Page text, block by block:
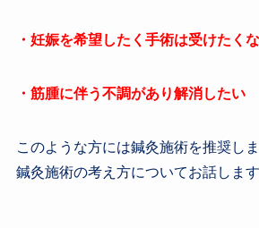
・妊娠を希望したく手術は受けたく
・筋腫に伴う不調があり解消したい
このような方には鍼灸施術を推奨し
鍼灸施術の考え方についてお話します